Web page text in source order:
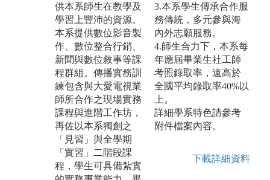
供本系師生在教學及
學習上豐沛的資源。
本系提供數位影音製
作、數位整合行銷、
新聞與數位敘事等課
程群組。傳播實務訓
練包含與大愛電視業
師所合作之現場實務
課程與進階工作坊，
再佐以本系獨創之
「見習」與全學期
「實習」二階段課
程，學生可具備紮實
3.本系學生傳承合作服
務傳統，多元參與海
內外志願服務。
4.師生合力下，本系每
年應屆畢業生社工師
考照錄取率，遠高於
全國平均錄取率40%以
上。
詳細學系特色請參考
附件檔案內容。
下載詳細資料